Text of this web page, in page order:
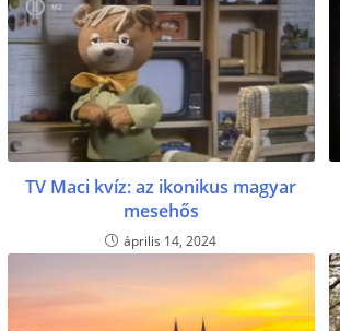
TV Maci kvíz: az ikonikus magyar
mesehős
április 14, 2024